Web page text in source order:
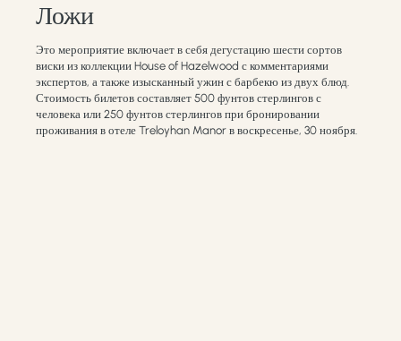
Ложи
Это мероприятие включает в себя дегустацию шести сортов
виски из коллекции House of Hazelwood с комментариями
экспертов, а также изысканный ужин с барбекю из двух блюд.
Стоимость билетов составляет 500 фунтов стерлингов с
человека или 250 фунтов стерлингов при бронировании
проживания в отеле Treloyhan Manor в воскресенье, 30 ноября.